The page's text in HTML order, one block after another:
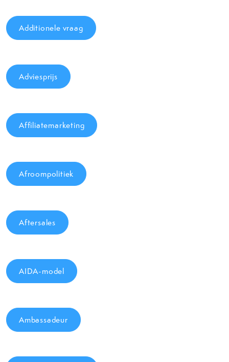
Additionele vraag
Adviesprijs
Affiliatemarketing
Afroompolitiek
Aftersales
AIDA-model
Ambassadeur